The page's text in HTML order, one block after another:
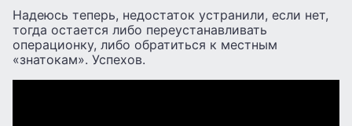
Надеюсь теперь, недостаток устранили, если нет,
тогда остается либо переустанавливать
операционку, либо обратиться к местным
«знатокам». Успехов.